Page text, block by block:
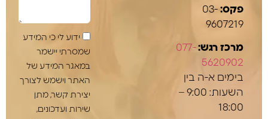
פקס: 03-
9607219
מרכז רגש:077-
5620902
בימים א-ה בין
השעות: 9:00 –
18:00
ידוע לי כי המידע
שמסרתי יישמר
במאגר המידע של
האתר וישמש לצורך
יצירת קשר, מתן
שירות ועדכונים,